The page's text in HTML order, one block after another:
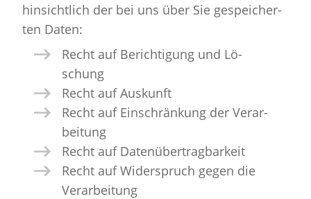
hin­sicht­lich der bei uns über Sie ge­spei­cher­
ten Daten:
Recht auf Be­rich­ti­gung und Lö­
schung
Recht auf Aus­kunft
Recht auf Ein­schrän­kung der Ver­ar­
bei­tung
Recht auf Da­ten­über­trag­bar­keit
Recht auf Wi­der­spruch gegen die
Ver­ar­bei­tung